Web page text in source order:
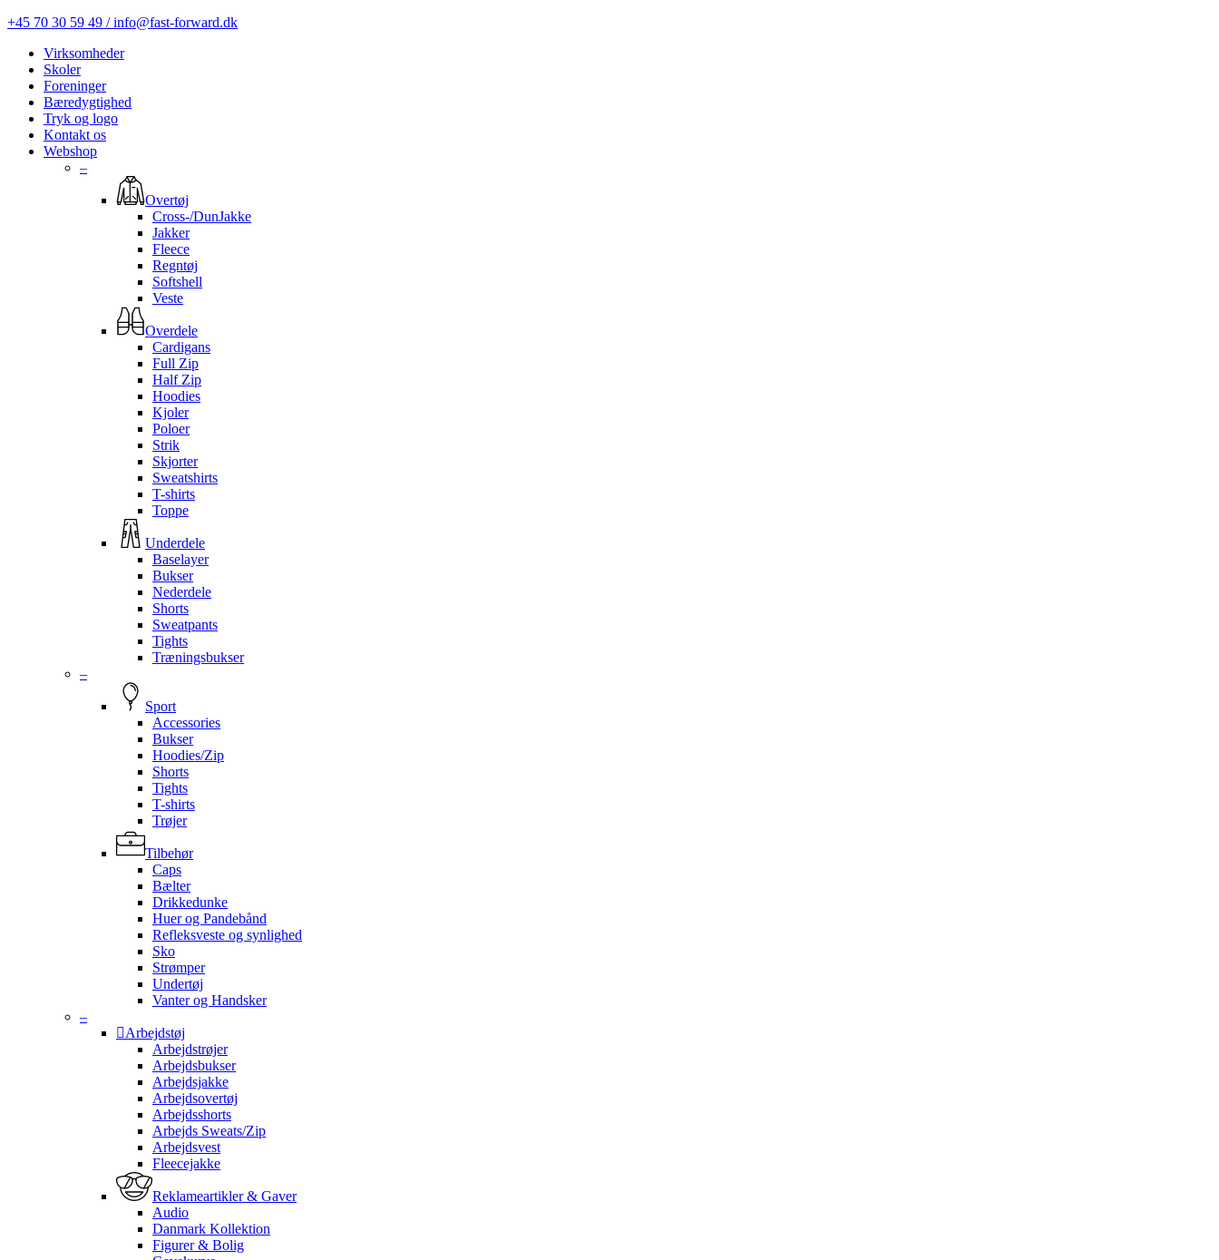
+45 70 30 59 49 / info@fast-forward.dk
Virksomheder
Skoler
Foreninger
Bæredygtighed
Tryk og logo
Kontakt os
Webshop
–
Overtøj
Cross-/DunJakke
Jakker
Fleece
Regntøj
Softshell
Veste
Overdele
Cardigans
Full Zip
Half Zip
Hoodies
Kjoler
Poloer
Strik
Skjorter
Sweatshirts
T-shirts
Toppe
Underdele
Baselayer
Bukser
Nederdele
Shorts
Sweatpants
Tights
Træningsbukser
–
Sport
Accessories
Bukser
Hoodies/Zip
Shorts
Tights
T-shirts
Trøjer
Tilbehør
Caps
Bælter
Drikkedunke
Huer og Pandebånd
Refleksveste og synlighed
Sko
Strømper
Undertøj
Vanter og Handsker
–
Arbejdstøj
Arbejdstrøjer
Arbejdsbukser
Arbejdsjakke
Arbejdsovertøj
Arbejdsshorts
Arbejds Sweats/Zip
Arbejdsvest
Fleecejakke
Reklameartikler & Gaver
Audio
Danmark Kollektion
Figurer & Bolig